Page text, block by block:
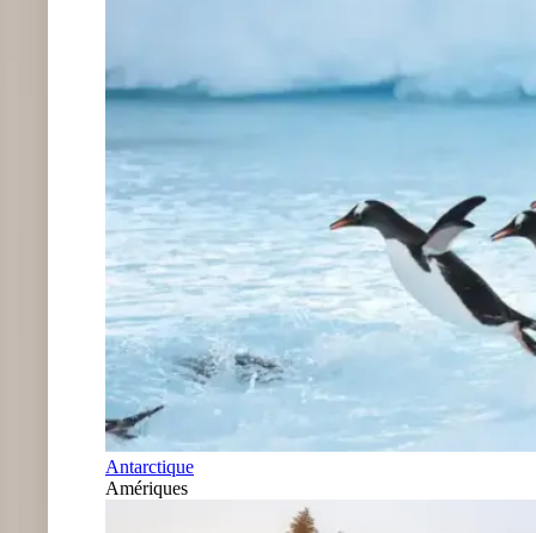
Antarctique
Amériques